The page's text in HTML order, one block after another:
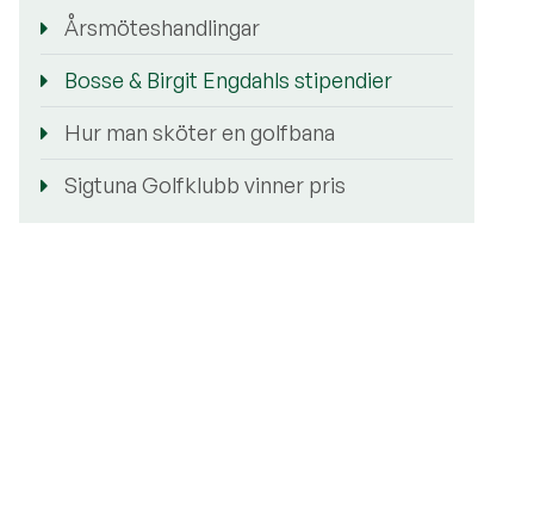
Årsmöteshandlingar
Bosse & Birgit Engdahls stipendier
Hur man sköter en golfbana
Sigtuna Golfklubb vinner pris